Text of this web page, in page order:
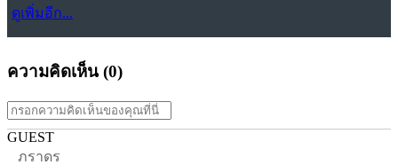
ดูเพิ่มอีก...
ความคิดเห็น (0)
GUEST
ภราดร